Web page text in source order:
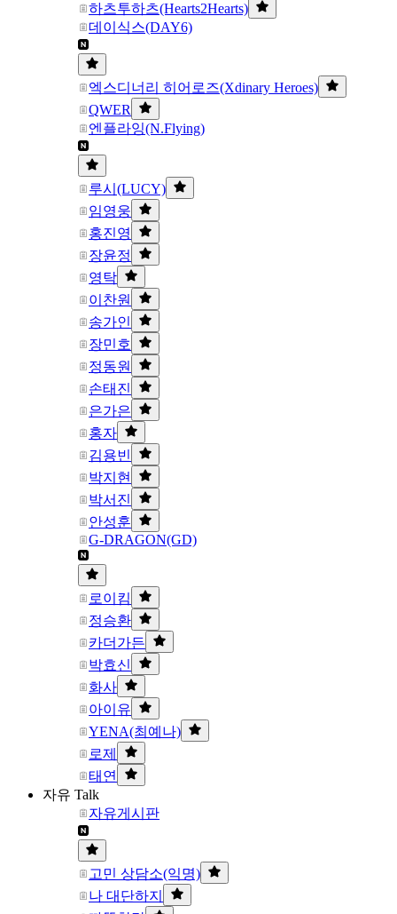
하츠투하츠(Hearts2Hearts)
데이식스(DAY6)
엑스디너리 히어로즈(Xdinary Heroes)
QWER
엔플라잉(N.Flying)
루시(LUCY)
임영웅
홍진영
장윤정
영탁
이찬원
송가인
장민호
정동원
손태진
은가은
홍자
김용빈
박지현
박서진
안성훈
G-DRAGON(GD)
로이킴
정승환
카더가든
박효신
화사
아이유
YENA(최예나)
로제
태연
자유 Talk
자유게시판
고민 상담소(익명)
나 대단하지